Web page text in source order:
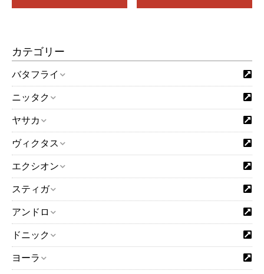
カテゴリー
バタフライ
ニッタク
ヤサカ
ヴィクタス
エクシオン
スティガ
アンドロ
ドニック
ヨーラ